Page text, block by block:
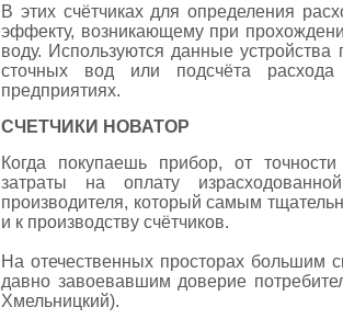
В этих счётчиках для определения
эффекту, возникающему при
воду. Используются данные
сточных вод или подсчёта
предприятиях.
СЧЕТЧИКИ НОВАТОР
Когда покупаешь прибор, от
затраты на оплату
производителя, который самым
и к производству счётчиков.
На отечественных просторах большим
давно завоевавшим доверие
Хмельницкий).